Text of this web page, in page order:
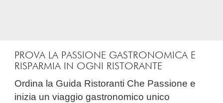
PROVA LA PASSIONE GASTRONOMICA E
RISPARMIA IN OGNI RISTORANTE
Ordina la Guida Ristoranti Che Passione e
inizia un viaggio gastronomico unico